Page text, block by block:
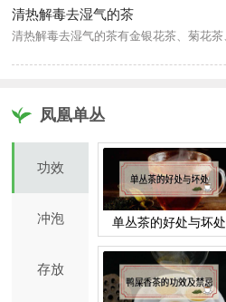
清热解毒去湿气的茶
凤凰单丛
功效
冲泡
存放
单丛茶的好处与坏处